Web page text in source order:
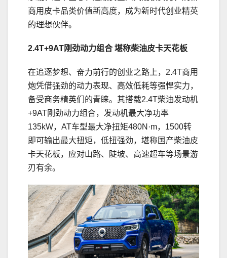
商用皮卡品类价值新高度，成为新时代创业精英
的理想伙伴。
2.4T+9AT刚劲动力组合 堪称柴油皮卡天花板
在追逐梦想、奋力前行的创业之路上，2.4T商用
炮凭借强劲的动力表现、高效低耗等强悍实力，
备受商务精英们的青睐。其搭载2.4T柴油发动机
+9AT刚劲动力组合，发动机最大净功率
135kW，AT车型最大净扭矩480N·m，1500转
即可输出最大扭矩，低扭强劲，堪称国产柴油皮
卡天花板，应对山路、陡坡、高速超车等场景游
刃有余。